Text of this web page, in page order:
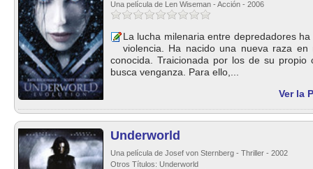
Una película de Len Wiseman - Acción - 2006
La lucha milenaria entre depredadores
violencia. Ha nacido una nueva raza
conocida. Traicionada por los de su propio
busca venganza. Para ello,...
Ver la
Underworld
Una película de Josef von Sternberg - Thriller - 2002
Otros Títulos: Underworld